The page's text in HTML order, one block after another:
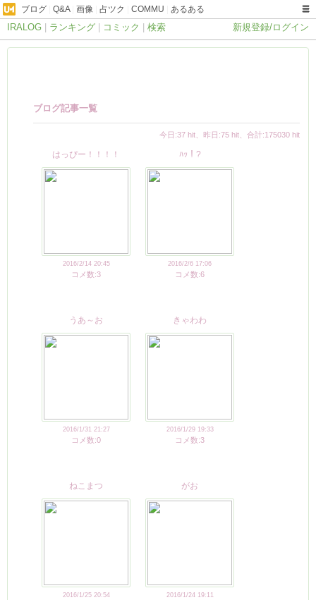
ブログ Q&A| 画像 占ツク COMMU あるある
IRALOG ランキング コミック 検索 新規登録/ログイン
ブログ記事一覧
今日:37 hit、昨日:75 hit、合計:175030 hit
はっぴー！！！！
2016/2/14 20:45
コメ数:3
ﾊｯ！?
2016/2/6 17:06
コメ数:6
うあ～お
2016/1/31 21:27
コメ数:0
きゃわわ
2016/1/29 19:33
コメ数:3
ねこまつ
2016/1/25 20:54
がお
2016/1/24 19:11